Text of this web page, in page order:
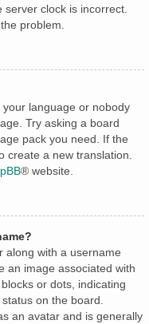
clock is incorrect.
problem.
language or nobody
Try asking a board
pack you need. If the
create a new translation.
® website.
along with a username
an image associated with
or dots, indicating
on the board.
an avatar and is generally